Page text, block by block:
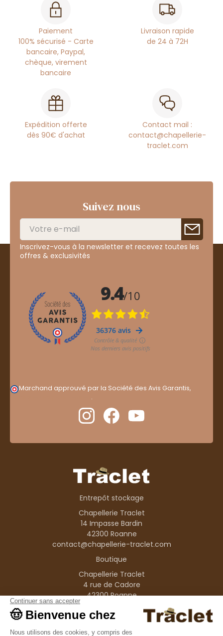
Paiement
100% sécurisé - Carte
bancaire, Paypal,
chèque, virement
bancaire
Livraison rapide
de 24 à 72H
Expédition offerte
dès 90€ d'achat
Contact mail :
contact@chapellerie-
traclet.com
Suivez nous
Inscrivez-vous à la newsletter et recevez toutes les
offres & exclusivités
Marchand approuvé par la Société des Avis Garantis,
.
Entrepôt stockage
Chapellerie Traclet
14 Impasse Bardin
42300 Roanne
contact@chapellerie-traclet.com
Boutique
Chapellerie Traclet
4 rue de Cadore
42300 Roanne